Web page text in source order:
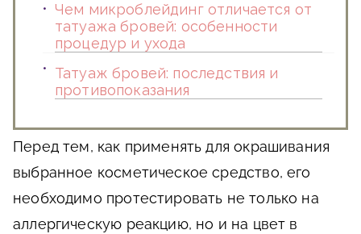
Чем микроблейдинг отличается от
татуажа бровей: особенности
процедур и ухода
Татуаж бровей: последствия и
противопоказания
Перед тем, как применять для окрашивания
выбранное косметическое средство, его
необходимо протестировать не только на
аллергическую реакцию, но и на цвет в